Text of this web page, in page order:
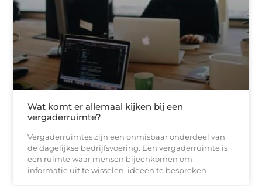
Wat komt er allemaal kijken bij een
vergaderruimte?
Vergaderruimtes zijn een onmisbaar onderdeel van
de dagelijkse bedrijfsvoering. Een vergaderruimte is
een ruimte waar mensen bijeenkomen om
informatie uit te wisselen, ideeën te bespreken